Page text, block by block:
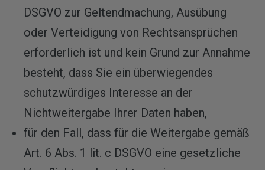
DSGVO zur Geltendmachung, Ausübung
oder Verteidigung von Rechtsansprüchen
erforderlich ist und kein Grund zur Annahme
besteht, dass Sie ein überwiegendes
schutzwürdiges Interesse an der
Nichtweitergabe Ihrer Daten haben,
für den Fall, dass für die Weitergabe gemäß
Art. 6 Abs. 1 lit. c DSGVO eine gesetzliche